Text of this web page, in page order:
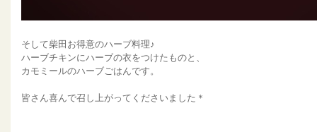
そして柴田お得意のハーブ料理♪
ハーブチキンにハーブの衣をつけたものと、
カモミールのハーブごはんです。
皆さん喜んで召し上がってくださいました＊